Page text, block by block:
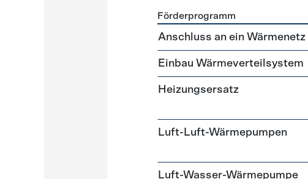
Förderprogramme Heizung
Förderprogramm
Anschluss an ein Wärmenetz
Einbau Wärmeverteilsystem
Heizungsersatz
Luft-Luft-Wärmepumpen
Luft-Wasser-Wärmepumpe